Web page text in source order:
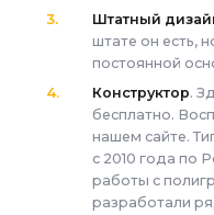
Штатный
штате он есть,
постоянной
Конструктор.
бесплатно.
нашем сайте.
с 2010 года по
работы с
разработали